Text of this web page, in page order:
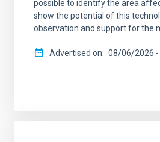
possible to identify the area
show the potential of this
observation and support for the
Advertised on 08/06/2026 -